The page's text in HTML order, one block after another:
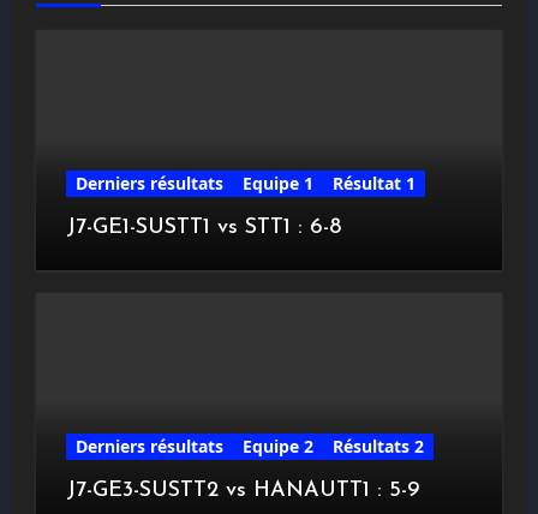
Derniers résultats Equipe 1
Résultat 1
J7-GE1-SUSTT1 vs STT1 : 6-8
Derniers résultats Equipe 2
Résultats 2
J7-GE3-SUSTT2 vs HANAUTT1 : 5-9